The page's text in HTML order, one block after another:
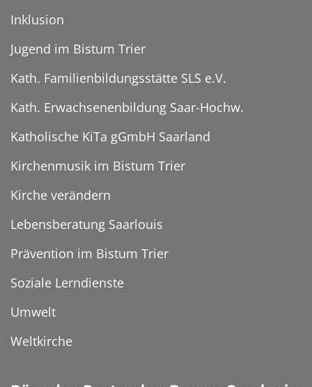
Inklusion
Jugend im Bistum Trier
Kath. Familienbildungsstätte SLS e.V.
Kath. Erwachsenenbildung Saar-Hochw.
Katholische KiTa gGmbH Saarland
Kirchenmusik im Bistum Trier
Kirche verändern
Lebensberatung Saarlouis
Prävention im Bistum Trier
Soziale Lerndienste
Umwelt
Weltkirche